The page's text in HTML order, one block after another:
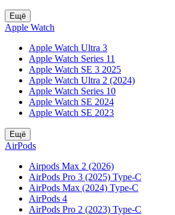
Ещё
Apple Watch
Apple Watch Ultra 3
Apple Watch Series 11
Apple Watch SE 3 2025
Apple Watch Ultra 2 (2024)
Apple Watch Series 10
Apple Watch SE 2024
Apple Watch SE 2023
Ещё
AirPods
Airpods Max 2 (2026)
AirPods Pro 3 (2025) Type-C
AirPods Max (2024) Type-C
AirPods 4
AirPods Pro 2 (2023) Type-C